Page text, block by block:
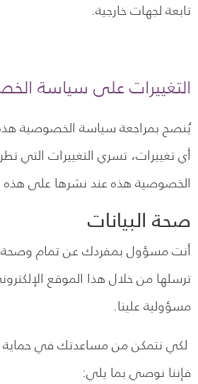
تابعة لجهات خارجية.
التغييرات على سياسة
يُنصح بمراجعة سياسة الخصوصية
أي تغييرات، تسري التغييرات التي
الخصوصية هذه عند نشرها على هذه
صحة البيانات
أنت مسؤول بمفردك عن تمام وصحة
ترسلها من خلال هذا الموقع
مسؤولية علينا.
لكي نتمكن من مساعدتك في
فإننا نوصي بما يلي: